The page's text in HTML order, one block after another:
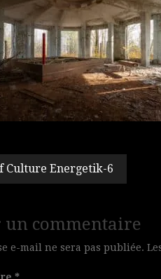
Culture Energetik-6
un commentaire
e-mail ne sera pas publiée.